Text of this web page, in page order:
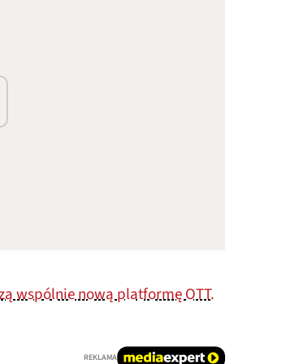
wspólnie nową platformę OTT.
REKLAMA